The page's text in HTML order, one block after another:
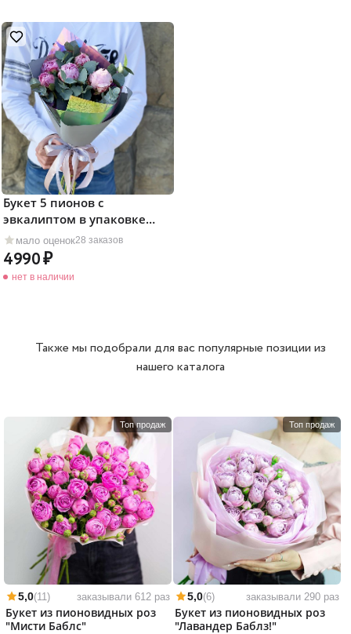
мало оценок28 заказов
Букет 5 пионов с
эвкалиптом в упаковке
хамелион
4990
нет в наличии
Также мы подобрали для вас популярные позиции из
нашего каталога
Топ продаж
5,0(11) заказывали 612 раз
Букет из пионовидных роз
"Мисти Баблс"
Топ продаж
5,0(6) заказывали 290 раз
Букет из пионовидных роз
"Лавандер Баблз!"